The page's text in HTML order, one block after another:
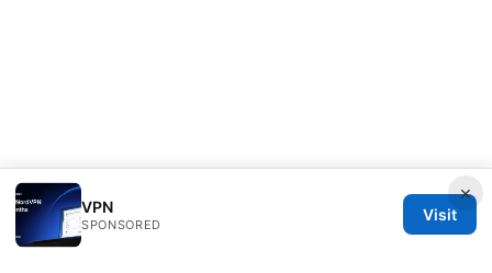
×
VPN
SPONSORED
Visit